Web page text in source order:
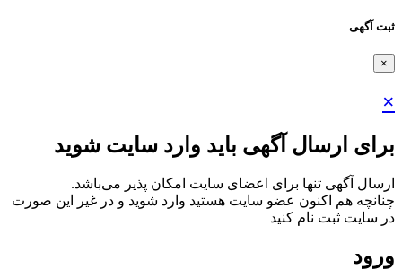
ثبت آگهی
×
×
برای ارسال آگهی باید وارد سایت شوید
ارسال آگهی تنها برای اعضای سایت امکان پذیر می‌باشد.
چنانچه هم‌ اکنون عضو سایت هستید وارد شوید و در غیر این صورت
در سایت ثبت نام کنید
ورود